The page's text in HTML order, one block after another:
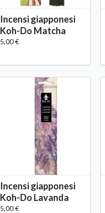
Incensi giapponesi
Koh-Do Matcha
5,00 €
Incensi giapponesi
Koh-Do Lavanda
5,00 €